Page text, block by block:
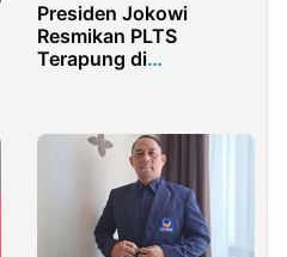
Presiden Jokowi
Resmikan PLTS
Terapung di